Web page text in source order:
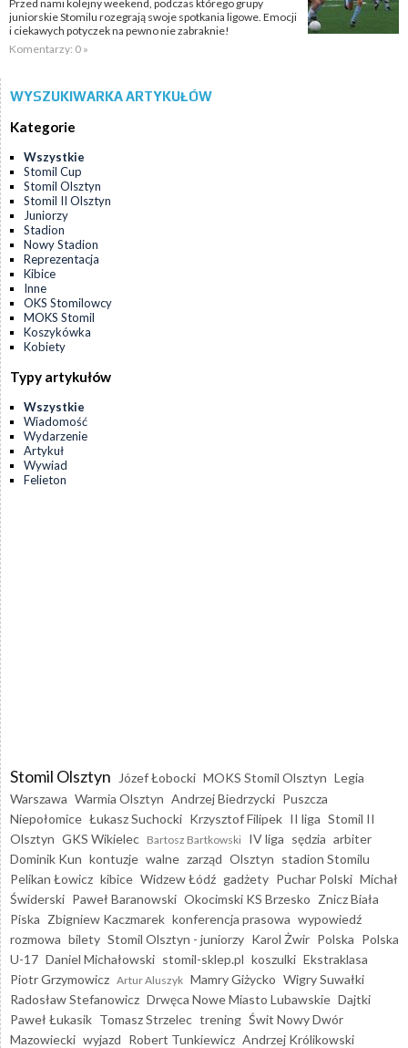
Przed nami kolejny weekend, podczas którego grupy
juniorskie Stomilu rozegrają swoje spotkania ligowe. Emocji
i ciekawych potyczek na pewno nie zabraknie!
Komentarzy: 0 »
WYSZUKIWARKA ARTYKUŁÓW
Kategorie
Wszystkie
Stomil Cup
Stomil Olsztyn
Stomil II Olsztyn
Juniorzy
Stadion
Nowy Stadion
Reprezentacja
Kibice
Inne
OKS Stomilowcy
MOKS Stomil
Koszykówka
Kobiety
Typy artykułów
Wszystkie
Wiadomość
Wydarzenie
Artykuł
Wywiad
Felieton
Stomil Olsztyn Józef Łobocki MOKS Stomil Olsztyn Legia
Warszawa Warmia Olsztyn Andrzej Biedrzycki Puszcza
Niepołomice Łukasz Suchocki Krzysztof Filipek II liga Stomil II
Olsztyn GKS Wikielec Bartosz Bartkowski IV liga sędzia arbiter
Dominik Kun kontuzje walne zarząd Olsztyn stadion Stomilu
Pelikan Łowicz kibice Widzew Łódź gadżety Puchar Polski Michał
Świderski Paweł Baranowski Okocimski KS Brzesko Znicz Biała
Piska Zbigniew Kaczmarek konferencja prasowa wypowiedź
rozmowa bilety Stomil Olsztyn - juniorzy Karol Żwir Polska Polska
U-17 Daniel Michałowski stomil-sklep.pl koszulki Ekstraklasa
Piotr Grzymowicz Artur Aluszyk Mamry Giżycko Wigry Suwałki
Radosław Stefanowicz Drwęca Nowe Miasto Lubawskie Dajtki
Paweł Łukasik Tomasz Strzelec trening Świt Nowy Dwór
Mazowiecki wyjazd Robert Tunkiewicz Andrzej Królikowski